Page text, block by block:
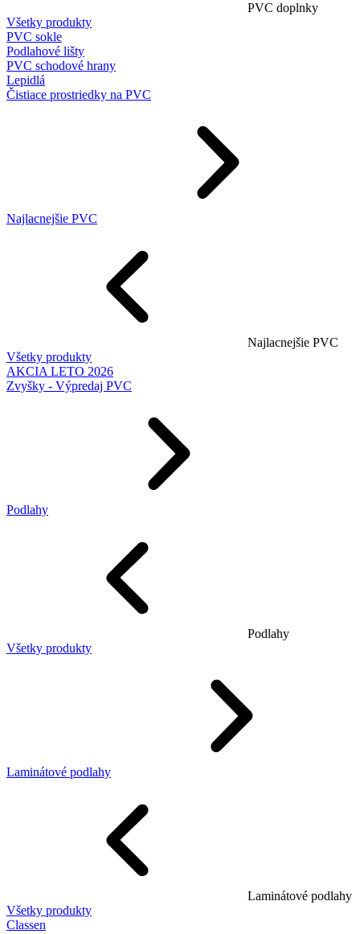
PVC doplnky
Všetky produkty
PVC sokle
Podlahové lišty
PVC schodové hrany
Lepidlá
Čistiace prostriedky na PVC
Najlacnejšie PVC
Najlacnejšie PVC
Všetky produkty
AKCIA LETO 2026
Zvyšky - Výpredaj PVC
Podlahy
Podlahy
Všetky produkty
Laminátové podlahy
Laminátové podlahy
Všetky produkty
Classen